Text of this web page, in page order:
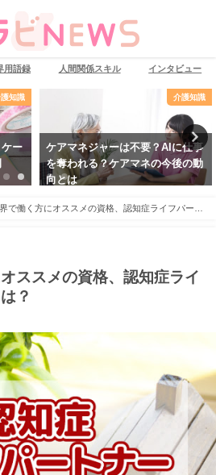
用語録 人間関係スキル インタビュー
知識
ー
介護知識
ケアマネジャーは不要？AIに仕事
を奪われる？ケアマネの今後の動
向とは
で働く方にオススメの資格、認知症ライフパート
ススメの資格、認知症ライ
？